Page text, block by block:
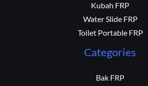
Kubah FRP
Water Slide FRP
Toilet Portable FRP
Categories
Bak FRP